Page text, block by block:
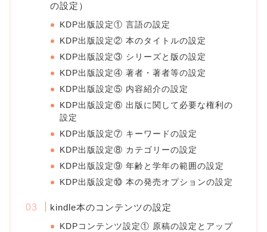
の設定）
KDP出版設定① 言語の設定
KDP出版設定② 本のタイトルの設定
KDP出版設定③ シリーズと版の設定
KDP出版設定④ 著者・著者等の設定
KDP出版設定⑤ 内容紹介の設定
KDP出版設定⑥ 出版に関して必要な権利の
設定
KDP出版設定⑦ キーワードの設定
KDP出版設定⑧ カテゴリーの設定
KDP出版設定⑨ 年齢と学年の範囲の設定
KDP出版設定⑩ 本の発売オプションの設定
kindle本のコンテンツの設定
KDPコンテンツ設定① 原稿の設定とアップ